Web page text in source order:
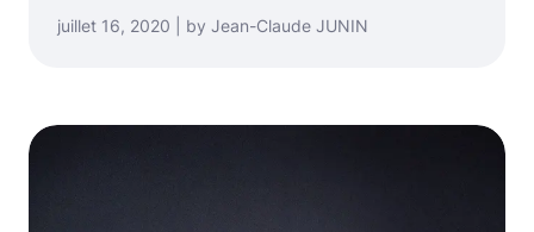
juillet 16, 2020 | by Jean-Claude JUNIN